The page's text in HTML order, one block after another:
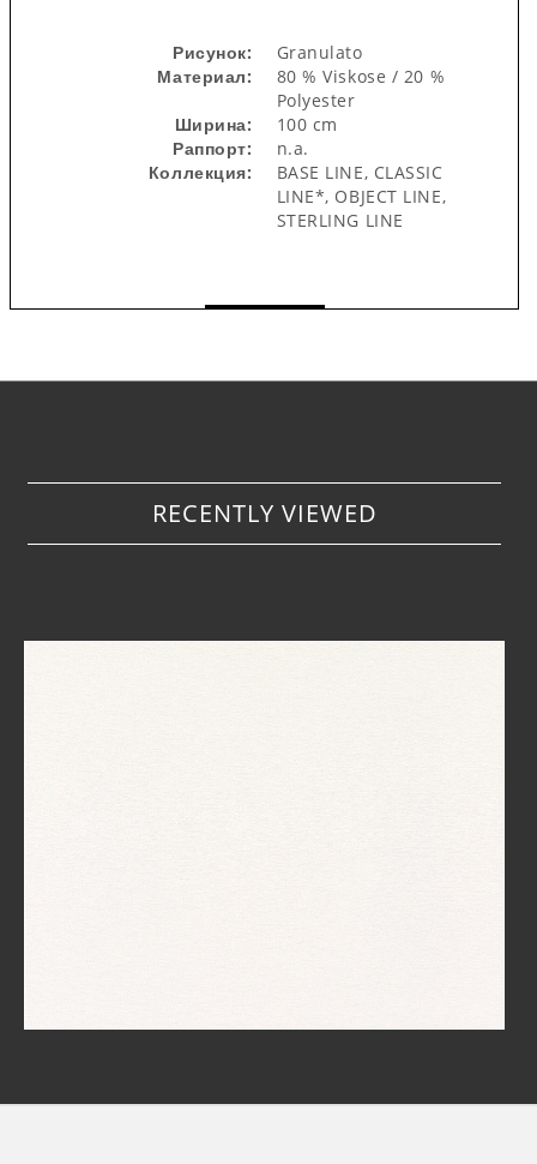
Рисунок:
Granulato
Материал:
80 % Viskose / 20 %
Polyester
Ширина:
100 cm
Раппорт:
n.a.
Коллекция:
BASE LINE, CLASSIC
LINE*, OBJECT LINE,
STERLING LINE
RECENTLY VIEWED